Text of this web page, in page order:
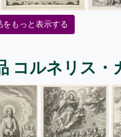
もっと表示する
コルネリス・